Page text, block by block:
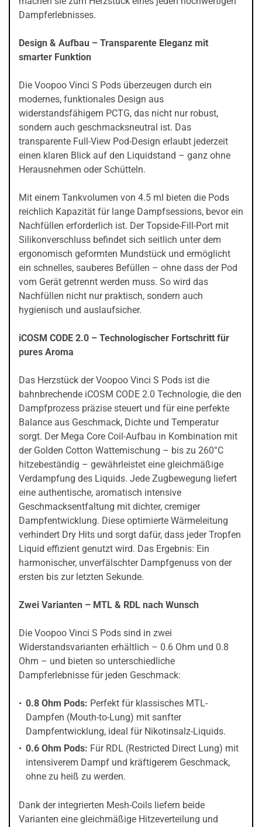
Dampferlebnisses.
Design & Aufbau – Transparente Eleganz mit
smarter Funktion
Die Voopoo Vinci S Pods überzeugen durch ein
modernes, funktionales Design aus
widerstandsfähigem PCTG, das nicht nur robust,
sondern auch geschmacksneutral ist. Das
transparente Full-View Pod-Design erlaubt jederzeit
einen klaren Blick auf den Liquidstand – ganz ohne
Herausnehmen oder Schütteln.
Mit einem Tankvolumen von 4.5 ml bieten die Pods
reichlich Kapazität für lange Dampfsessions, bevor ein
Nachfüllen erforderlich ist. Der Topside-Fill-Port mit
Silikonverschluss befindet sich seitlich unter dem
ergonomisch geformten Mundstück und ermöglicht
ein schnelles, sauberes Befüllen – ohne dass der Pod
vom Gerät getrennt werden muss. So wird das
Nachfüllen nicht nur praktisch, sondern auch
hygienisch und auslaufsicher.
iCOSM CODE 2.0 – Technologischer Fortschritt für
pures Aroma
Das Herzstück der Voopoo Vinci S Pods ist die
bahnbrechende iCOSM CODE 2.0 Technologie, die den
Dampfprozess präzise steuert und für eine perfekte
Balance aus Geschmack, Dichte und Temperatur
sorgt. Der Mega Core Coil-Aufbau in Kombination mit
der Golden Cotton Wattemischung – bis zu 260°C
hitzebeständig – gewährleistet eine gleichmäßige
Verdampfung des Liquids. Jede Zugbewegung liefert
eine authentische, aromatisch intensive
Geschmacksentfaltung mit dichter, cremiger
Dampfentwicklung. Diese optimierte Wärmeleitung
verhindert Dry Hits und sorgt dafür, dass jeder Tropfen
Liquid effizient genutzt wird. Das Ergebnis: Ein
harmonischer, unverfälschter Dampfgenuss von der
ersten bis zur letzten Sekunde.
Zwei Varianten – MTL & RDL nach Wunsch
Die Voopoo Vinci S Pods sind in zwei
Widerstandsvarianten erhältlich – 0.6 Ohm und 0.8
Ohm – und bieten so unterschiedliche
Dampferlebnisse für jeden Geschmack:
0.8 Ohm Pods: Perfekt für klassisches MTL-
Dampfen (Mouth-to-Lung) mit sanfter
Dampfentwicklung, ideal für Nikotinsalz-Liquids.
0.6 Ohm Pods: Für RDL (Restricted Direct Lung) mit
intensiverem Dampf und kräftigerem Geschmack,
ohne zu heiß zu werden.
Dank der integrierten Mesh-Coils liefern beide
Varianten eine gleichmäßige Hitzeverteilung und